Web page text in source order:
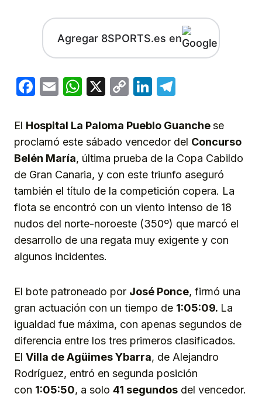
Agregar 8SPORTS.es en
Facebook
EmailWhatsApp
X
CopyLinkedIn
El Hospital La Paloma Pueblo Guanchese
proclamó este sábado vencedor del Concurso
Belén María, última prueba de la Copa Cabildo
de Gran Canaria, y con este triunfo aseguró
también el título de la competición copera. La
flota se encontró con un viento intenso de 18
nudos del norte-noroeste (350º) que marcó el
desarrollo de una regata muy exigente y con
algunos incidentes.
El bote patroneado por José Ponce, firmó una
gran actuación con un tiempo de 1:05:09. La
igualdad fue máxima, con apenas segundos de
diferencia entre los tres primeros clasificados.
El Villa de Agüimes Ybarra, de Alejandro
Rodríguez, entró en segunda posición
con 1:05:50, a solo 41 segundos del vencedor.